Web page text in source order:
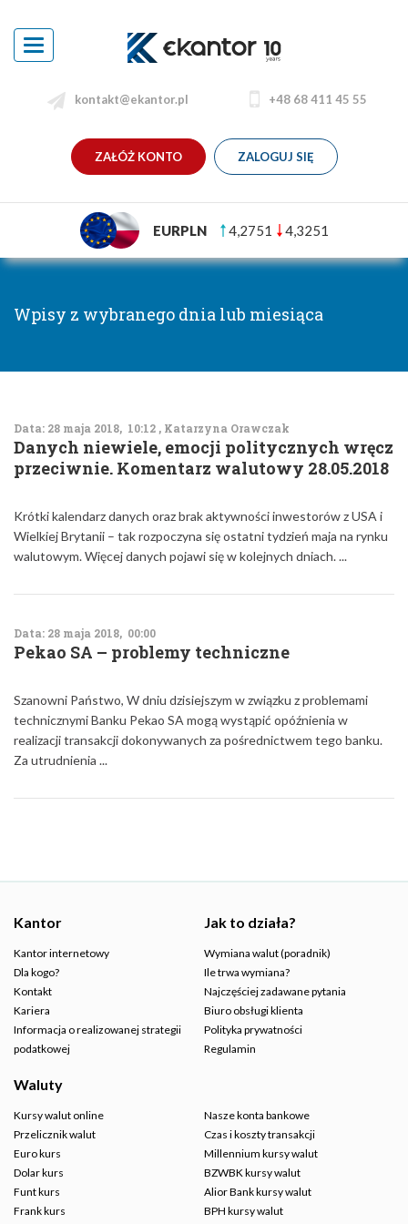
Toggle
navigation
kontakt@ekantor.pl +48 68 411 45 55
ZAŁÓŻ KONTO ZALOGUJ SIĘ
EURPLN 4,2751 4,3251
Wpisy z wybranego dnia lub miesiąca
Data: 28 maja 2018, 10:12 , Katarzyna Orawczak
Danych niewiele, emocji politycznych wręcz
przeciwnie. Komentarz walutowy 28.05.2018
Krótki kalendarz danych oraz brak aktywności inwestorów z USA i
Wielkiej Brytanii – tak rozpoczyna się ostatni tydzień maja na rynku
walutowym. Więcej danych pojawi się w kolejnych dniach. ...
Data: 28 maja 2018, 00:00
Pekao SA – problemy techniczne
Szanowni Państwo, W dniu dzisiejszym w związku z problemami
technicznymi Banku Pekao SA mogą wystąpić opóźnienia w
realizacji transakcji dokonywanych za pośrednictwem tego banku.
Za utrudnienia ...
Kantor
Kantor internetowy
Dla kogo?
Kontakt
Kariera
Informacja o realizowanej strategii
podatkowej
Jak to działa?
Wymiana walut (poradnik)
Ile trwa wymiana?
Najczęściej zadawane pytania
Biuro obsługi klienta
Polityka prywatności
Regulamin
Waluty
Kursy walut online
Przelicznik walut
Euro kurs
Dolar kurs
Funt kurs
Frank kurs
Nasze konta bankowe
Czas i koszty transakcji
Millennium kursy walut
BZWBK kursy walut
Alior Bank kursy walut
BPH kursy walut